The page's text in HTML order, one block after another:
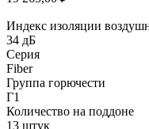
Индекс изоляции
34 дБ
Серия
Fiber
Группа горючести
Г1
Количество на поддоне
13 штук